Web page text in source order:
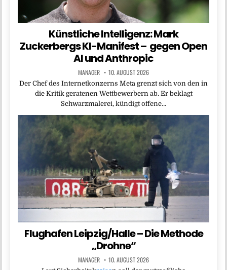
Künstliche Intelligenz: Mark
Zuckerbergs KI-Manifest – gegen Open
AI und Anthropic
MANAGER 10. AUGUST 2026
Der Chef des Internetkonzerns Meta grenzt sich von den in
die Kritik geratenen Wettbewerbern ab. Er beklagt
Schwarzmalerei, kündigt offene…
Flughafen Leipzig/Halle – Die Methode
„Drohne“
MANAGER 10. AUGUST 2026